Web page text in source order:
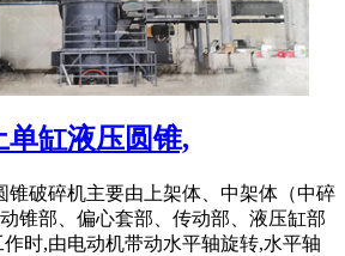
单缸液压圆锥,
锥破碎机主要由上架体、中架体（中碎
锥部、偏心套部、传动部、液压缸部
时,由电动机带动水平轴旋转,水平轴